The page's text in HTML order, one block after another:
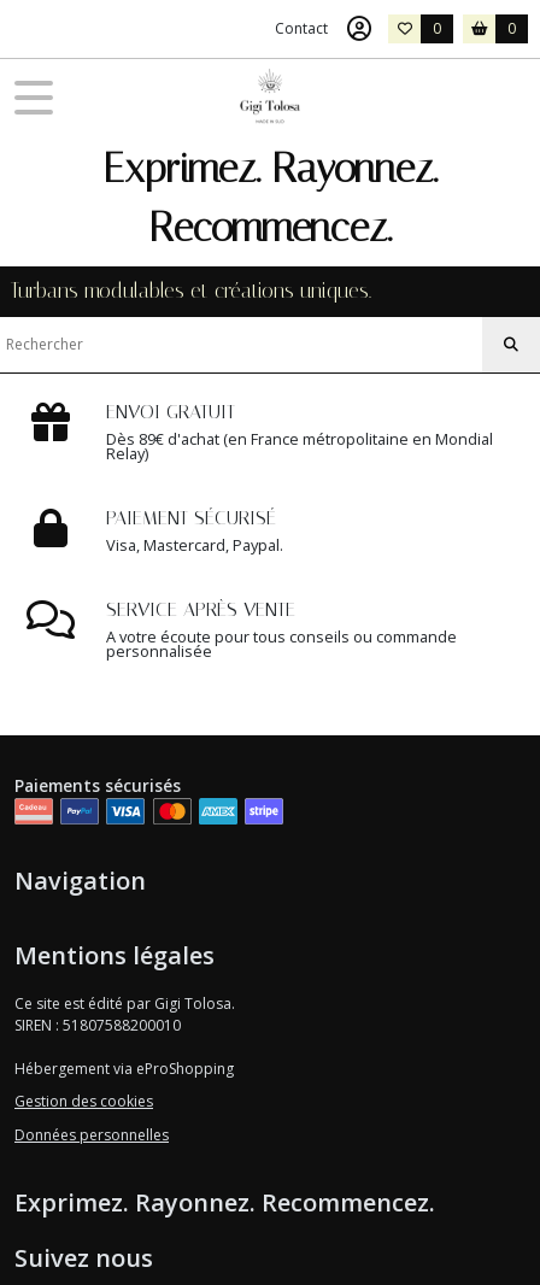
Contact 0 0
Exprimez. Rayonnez.
Recommencez.
Turbans modulables et créations uniques.
ENVOI GRATUIT
Dès 89€ d'achat (en France métropolitaine en Mondial
Relay)
PAIEMENT SÉCURISÉ
Visa, Mastercard, Paypal.
SERVICE APRÈS VENTE
A votre écoute pour tous conseils ou commande
personnalisée
Paiements sécurisés
Navigation
Mentions légales
Ce site est édité par Gigi Tolosa.
SIREN : 51807588200010
Hébergement via eProShopping
Gestion des cookies
Données personnelles
Exprimez. Rayonnez. Recommencez.
Suivez nous